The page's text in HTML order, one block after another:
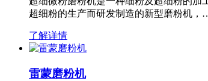
超细粉的生产而研发制造的新型磨粉机，
了解详情
雷蒙磨粉机